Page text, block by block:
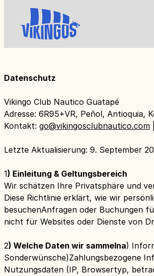
Datenschutz
Vikingo Club Nautico Guatapé
Adresse: 6R95+VR, Peñol, Antioquia,
Kontakt: go@vikingosclubnautico.com
Letzte Aktualisierung: 9. September
‍1) Einleitung & Geltungsbereich
Wir schätzen Ihre Privatsphäre und
Diese Richtlinie erklärt, wie wir
besuchenAnfragen oder Buchungen
nicht für Websites oder Dienste von
‍2) Welche Daten wir sammelna)
Sonderwünsche)Zahlungsbezogene
Nutzungsdaten (IP, Browsertyp,